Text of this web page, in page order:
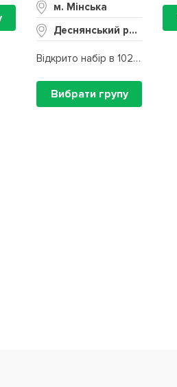
м. Мінська
Деснянський район
Відкрито набір в 102 групи
Вибрати групу